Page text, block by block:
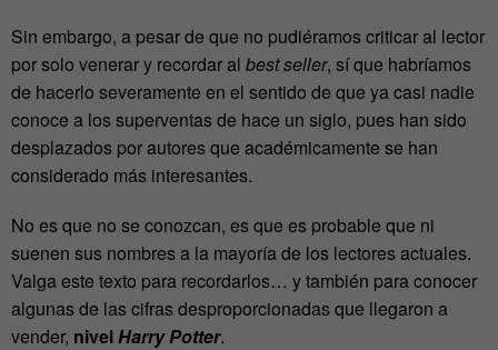
Sin embargo, a pesar de que no pudiéramos criticar al lector
por solo venerar y recordar al best seller, sí que habríamos
de hacerlo severamente en el sentido de que ya casi nadie
conoce a los superventas de hace un siglo, pues han sido
desplazados por autores que académicamente se han
considerado más interesantes.
No es que no se conozcan, es que es probable que ni
suenen sus nombres a la mayoría de los lectores actuales.
Valga este texto para recordarlos… y también para conocer
algunas de las cifras desproporcionadas que llegaron a
vender, nivelHarry Potter.